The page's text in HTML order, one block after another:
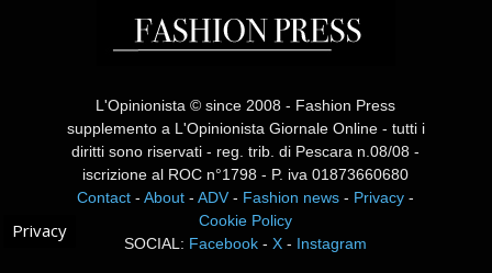
L'Opinionista © since 2008 - Fashion Press
supplemento a L'Opinionista Giornale Online - tutti i
diritti sono riservati - reg. trib. di Pescara n.08/08 -
iscrizione al ROC n°1798 - P. iva 01873660680
Contact -About -ADV - Fashion news - Privacy -
Cookie Policy
SOCIAL: Facebook -X - Instagram
Privacy